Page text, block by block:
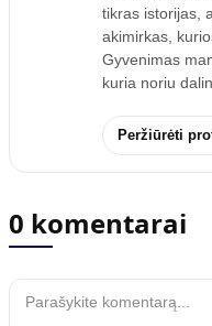
tikras istorijas,
akimirkas,
Gyvenimas
kuria noriu
Peržiūrėti
0 komentarai